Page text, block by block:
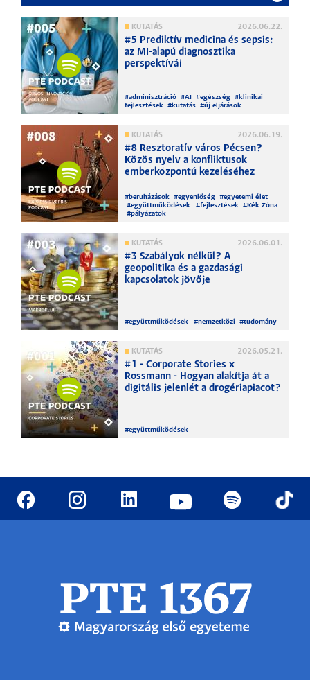
KUTATÁS 2026.06.22.
#5 Prediktív medicina és sepsis:
az MI-alapú diagnosztika
perspektívái
#adminisztráció #AI #egészség # klinikai
fejlesztések # kutatás #új eljárások
KUTATÁS 2026.06.19.
#8 Resztoratív város Pécsen?
Közös nyelv a konfliktusok
emberközpontú kezeléséhez
# beruházások #egyenlőség #egyetemi élet
#együttműködések #fejlesztések # Kék Zóna
#pályázatok
KUTATÁS 2026.06.01.
#3 Szabályok nélkül? A
geopolitika és a gazdasági
kapcsolatok jövője
#együttműködések #nemzetközi #tudomány
KUTATÁS 2026.05.21.
#1 - Corporate Stories x
Rossmann - Hogyan alakítja át a
digitális jelenlét a drogériapiacot?
#együttműködések